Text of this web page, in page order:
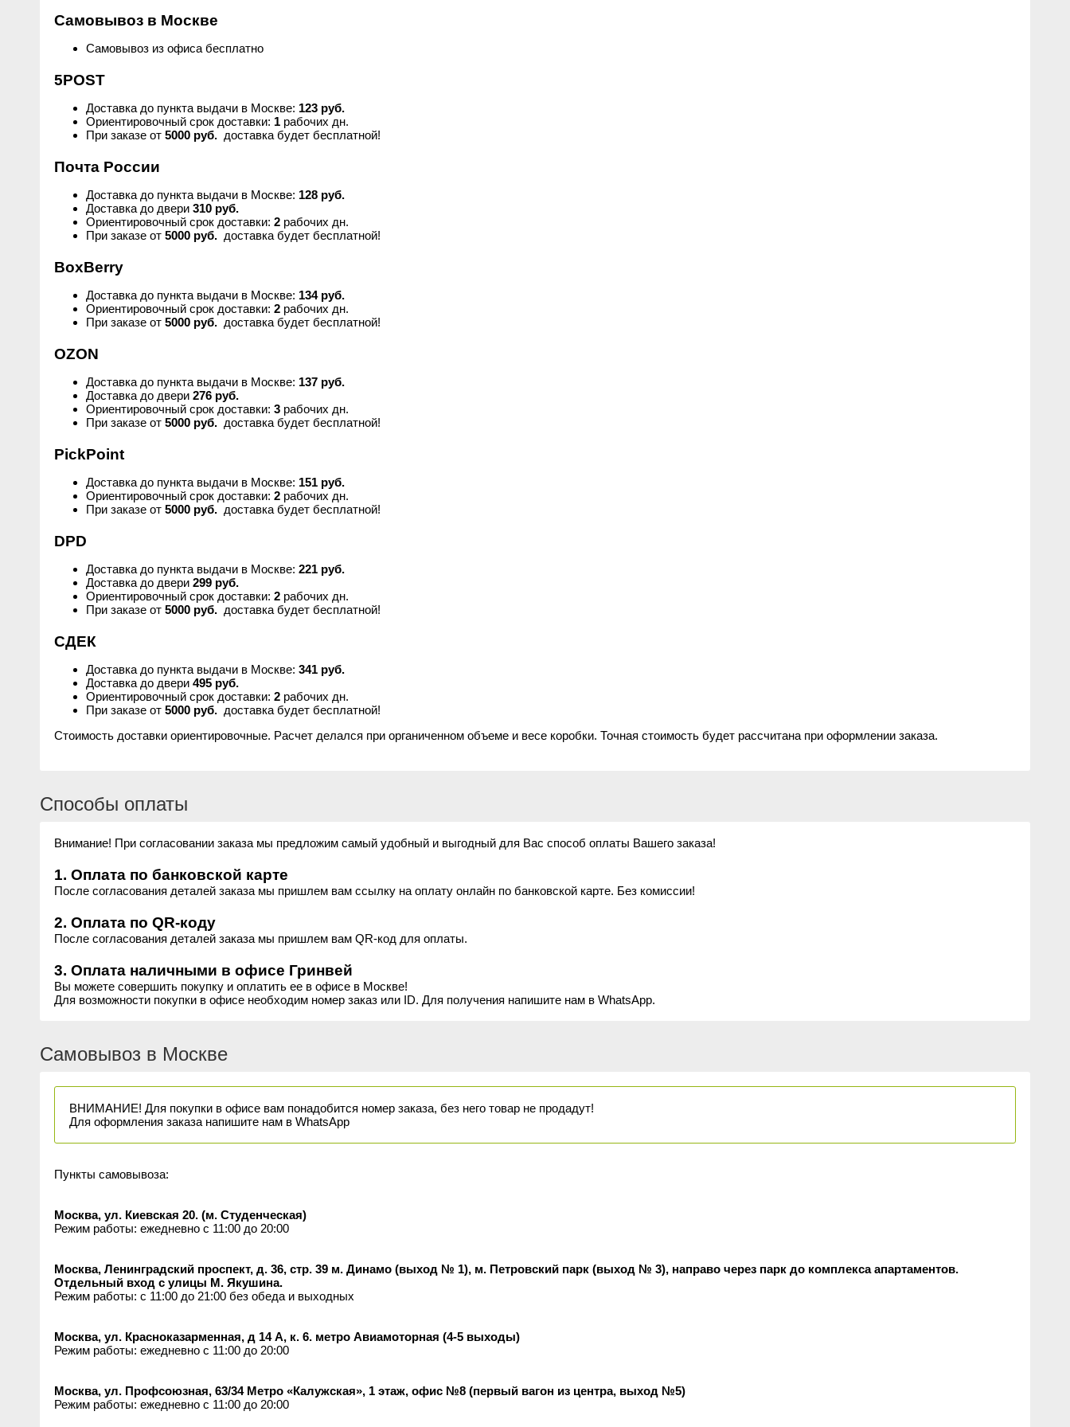
Сыворотки
Детская косметика
Солнцезащитный крем
Спрей для носа / полости рта
Чай в пакетиках
Teavitall
Green Fiber
Healthberry
Happy Dew
Enjoy Care
Green Minds
Самовывоз в Москве
Самовывоз из офиса бесплатно
5POST
Доставка до пункта выдачи в Москве: 123 руб.
Ориентировочный срок доставки: 1 рабочих дн.
При заказе от 5000 руб. доставка будет бесплатной!
Почта России
Доставка до пункта выдачи в Москве: 128 руб.
Доставка до двери 310 руб.
Ориентировочный срок доставки: 2 рабочих дн.
При заказе от 5000 руб. доставка будет бесплатной!
BoxBerry
Доставка до пункта выдачи в Москве: 134 руб.
Ориентировочный срок доставки: 2 рабочих дн.
При заказе от 5000 руб. доставка будет бесплатной!
OZON
Доставка до пункта выдачи в Москве: 137 руб.
Доставка до двери 276 руб.
Ориентировочный срок доставки: 3 рабочих дн.
При заказе от 5000 руб. доставка будет бесплатной!
PickPoint
Доставка до пункта выдачи в Москве: 151 руб.
Ориентировочный срок доставки: 2 рабочих дн.
При заказе от 5000 руб. доставка будет бесплатной!
DPD
Доставка до пункта выдачи в Москве: 221 руб.
Доставка до двери 299 руб.
Ориентировочный срок доставки: 2 рабочих дн.
При заказе от 5000 руб. доставка будет бесплатной!
СДЕК
Доставка до пункта выдачи в Москве: 341 руб.
Доставка до двери 495 руб.
Ориентировочный срок доставки: 2 рабочих дн.
При заказе от 5000 руб. доставка будет бесплатной!
Стоимость доставки ориентировочные. Расчет делался при органиченном объеме и весе коробки. Точная стоимость будет рассчитана при оформлении заказа.
Способы оплаты
Внимание! При согласовании заказа мы предложим самый удобный и выгодный для Вас способ оплаты Вашего заказа!
1. Оплата по банковской карте
После согласования деталей заказа мы пришлем вам ссылку на оплату онлайн по банковской карте. Без комиссии!
2. Оплата по QR-коду
После согласования деталей заказа мы пришлем вам QR-код для оплаты.
3. Оплата наличными в офисе Гринвей
Вы можете совершить покупку и оплатить ее в офисе в Москве!
Для возможности покупки в офисе необходим номер заказ или ID. Для получения напишите нам в WhatsApp.
Самовывоз в Москве
ВНИМАНИЕ! Для покупки в офисе вам понадобится номер заказа, без него товар не продадут!
Для оформления заказа напишите нам в WhatsApp
Пункты самовывоза:
Москва, ул. Киевская 20. (м. Студенческая)
Режим работы: ежедневно с 11:00 до 20:00
Москва, Ленинградский проспект, д. 36, стр. 39 м. Динамо (выход № 1), м. Петровский парк (выход № 3), направо через парк до комплекса апартаментов.
Отдельный вход с улицы М. Якушина.
Режим работы: с 11:00 до 21:00 без обеда и выходных
Москва, ул. Красноказарменная, д 14 А, к. 6. метро Авиамоторная (4-5 выходы)
Режим работы: ежедневно с 11:00 до 20:00
Москва, ул. Профсоюзная, 63/34 Метро «Калужская», 1 этаж, офис №8 (первый вагон из центра, выход №5)
Режим работы: ежедневно с 11:00 до 20:00